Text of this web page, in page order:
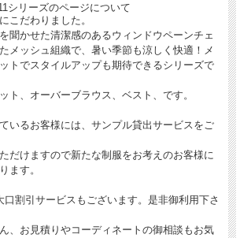
リーズのページについて
こだわりました。
聞かせた清潔感のあるウィンドウペーンチェ
メッシュ組織で、暑い季節も涼しく快適！メ
トでスタイルアップも期待できるシリーズで
ト、オーバーブラウス、ベスト、です。
いるお客様には、サンプル貸出サービスをご
だけますので新たな制服をお考えのお客様に
ます。
口割引サービスもございます。是非御利用下さ
、お見積りやコーディネートの御相談もお気